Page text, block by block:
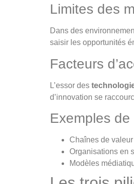
Limites des
Dans des
saisir les opportunités
Facteurs
L’essor des
d’innovation se
Exemples
Chaînes de
Organisations en
Modèles